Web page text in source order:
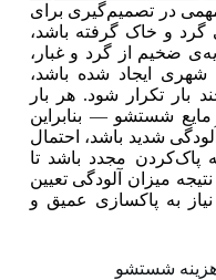
در تصمیم‌گیری برای
و خاک گرفته باشد،
ضخیم از گرد و غبار،
شهری ایجاد شده باشد،
تکرار شود. هر بار
شستشو — بنابراین
شدید باشد، احتمال
پاک‌کردن مجدد باشد تا
میزان آلودگی تعیین
به پاکسازی عمیق و
هزینه شستشو